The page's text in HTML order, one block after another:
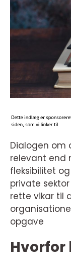
Dialogen om
relevant end
fleksibilitet
private
rette vikar til
opgave
Hvorfor